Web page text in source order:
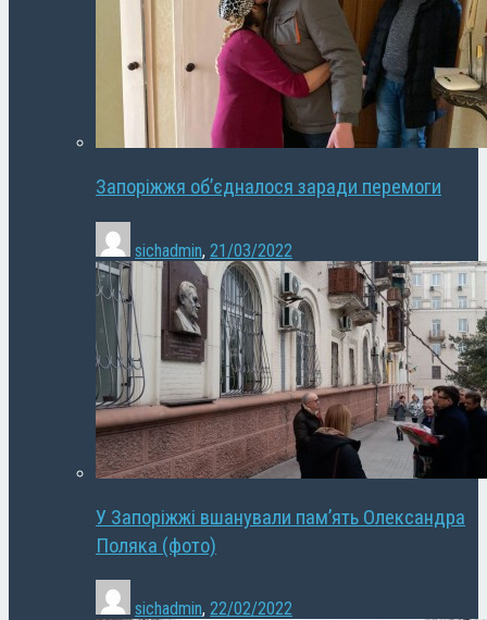
Запоріжжя об’єдналося заради перемоги
sichadmin, 21/03/2022
У Запоріжжі вшанували пам’ять Олександра
Поляка (фото)
sichadmin, 22/02/2022